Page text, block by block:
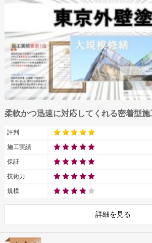
柔軟かつ迅速に対応してくれる密着型施
評判
施工実績
保証
技術力
規模
詳細を見る